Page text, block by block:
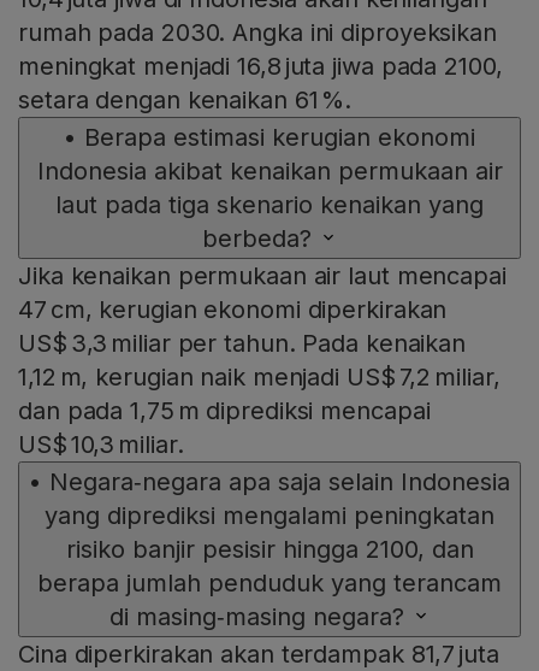
rumah pada 2030. Angka ini diproyeksikan
meningkat menjadi 16,8 juta jiwa pada 2100,
setara dengan kenaikan 61 %.
• Berapa estimasi kerugian ekonomi
Indonesia akibat kenaikan permukaan air
laut pada tiga skenario kenaikan yang
berbeda?
Jika kenaikan permukaan air laut mencapai
47 cm, kerugian ekonomi diperkirakan
US$ 3,3 miliar per tahun. Pada kenaikan
1,12 m, kerugian naik menjadi US$ 7,2 miliar,
dan pada 1,75 m diprediksi mencapai
US$ 10,3 miliar.
• Negara‑negara apa saja selain Indonesia
yang diprediksi mengalami peningkatan
risiko banjir pesisir hingga 2100, dan
berapa jumlah penduduk yang terancam
di masing‑masing negara?
Cina diperkirakan akan terdampak 81,7 juta